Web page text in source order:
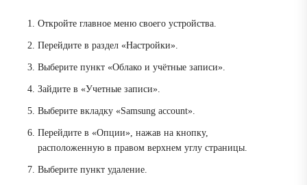
Откройте главное меню своего устройства.
Перейдите в раздел «Настройки».
Выберите пункт «Облако и учётные записи».
Зайдите в «Учетные записи».
Выберите вкладку «Samsung account».
Перейдите в «Опции», нажав на кнопку,
расположенную в правом верхнем углу страницы.
Выберите пункт удаление.